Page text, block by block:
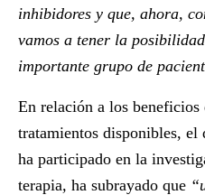
inhibidores y que, ahora,
vamos a tener la
importante grupo de
En relación a los beneficios
tratamientos disponibles,
ha participado en la
terapia, ha subrayado que